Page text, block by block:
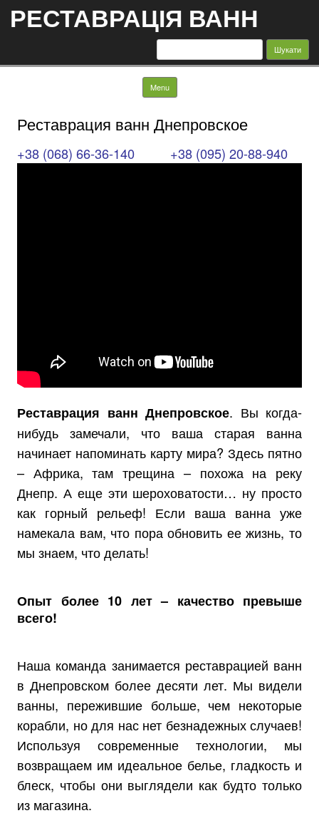
РЕСТАВРАЦІЯ ВАНН
Пошук:
Menu Skip to content
Реставрация ванн Днепровское
+38 (068) 66-36-140 +38 (095) 20-88-940
Реставрация ванн Днепровское. Вы когда-
нибудь замечали, что ваша старая ванна
начинает напоминать карту мира? Здесь пятно
– Африка, там трещина – похожа на реку
Днепр. А еще эти шероховатости… ну просто
как горный рельеф! Если ваша ванна уже
намекала вам, что пора обновить ее жизнь, то
мы знаем, что делать!
Опыт более 10 лет – качество превыше
всего!
Наша команда занимается реставрацией ванн
в Днепровском более десяти лет. Мы видели
ванны, пережившие больше, чем некоторые
корабли, но для нас нет безнадежных случаев!
Используя современные технологии, мы
возвращаем им идеальное белье, гладкость и
блеск, чтобы они выглядели как будто только
из магазина.